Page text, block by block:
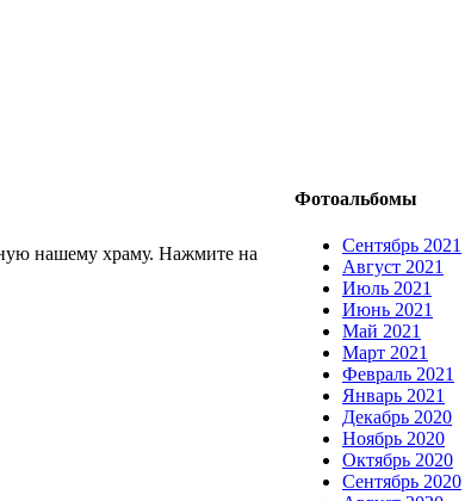
Фотоальбомы
Сентябрь 2021
Август 2021
Июль 2021
Июнь 2021
Май 2021
Март 2021
Февраль 2021
Январь 2021
Декабрь 2020
Ноябрь 2020
Октябрь 2020
Сентябрь 2020
нашему храму. Нажмите на